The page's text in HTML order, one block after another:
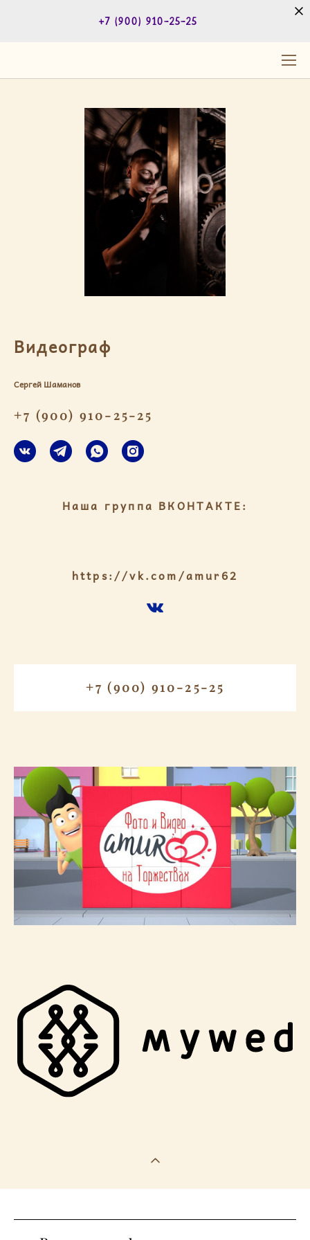
+7 (900) 910-25-25
Видеограф
Сергей Шаманов
+7 (900) 910-25-25
Наша группа ВКОНТАКТЕ:
https://vk.com/amur62
+7 (900) 910-25-25